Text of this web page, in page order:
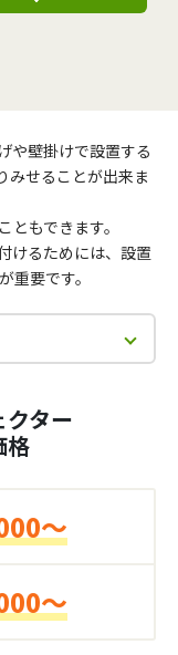
や壁掛けで設置する
みせることが出来ま
もできます。
けるためには、設置
重要です。
ター
格
～
～